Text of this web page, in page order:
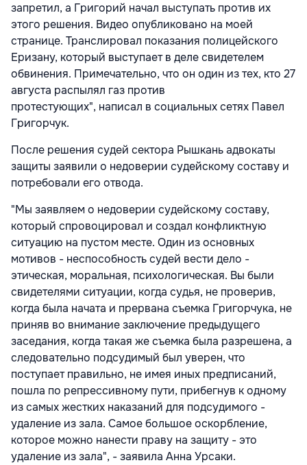
запретил, а Григорий начал выступать против их
этого решения. Видео опубликовано на моей
странице. Транслировал показания полицейского
Еризану, который выступает в деле свидетелем
обвинения. Примечательно, что он один из тех, кто 27
августа распылял газ против
протестующих", написал в социальных сетях Павел
Григорчук.
После решения судей сектора Рышкань адвокаты
защиты заявили о недоверии судейскому составу и
потребовали его отвода.
"Мы заявляем о недоверии судейскому составу,
который спровоцировал и создал конфликтную
ситуацию на пустом месте. Один из основных
мотивов - неспособность судей вести дело -
этическая, моральная, психологическая. Вы были
свидетелями ситуации, когда судья, не проверив,
когда была начата и прервана съемка Григорчука, не
приняв во внимание заключение предыдущего
заседания, когда такая же съемка была разрешена, а
следовательно подсудимый был уверен, что
поступает правильно, не имея иных предписаний,
пошла по репрессивному пути, прибегнув к одному
из самых жестких наказаний для подсудимого -
удаление из зала. Самое большое оскорбление,
которое можно нанести праву на защиту - это
удаление из зала", - заявила Анна Урсаки.